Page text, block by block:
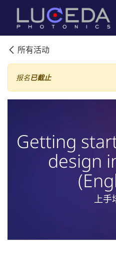
跳至内容
所有活动
报名已截止
Getting
design
上手